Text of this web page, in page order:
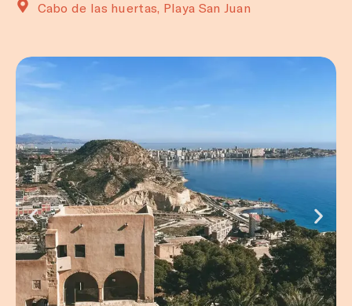
Cabo de las huertas, Playa San Juan